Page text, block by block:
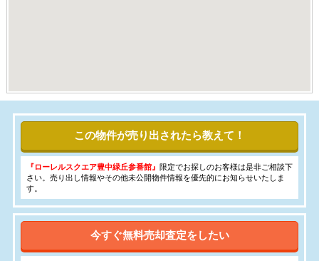
この物件が売り出されたら教えて！
『ローレルスクエア豊中緑丘参番館』 限定でお探しのお客様は是非ご相談下
さい。売り出し情報やその他未公開物件情報を優先的にお知らせいたしま
す。
今すぐ無料売却査定をしたい